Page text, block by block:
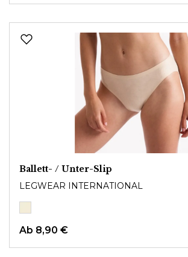
Ballett- / Unter-Slip
LEGWEAR INTERNATIONAL
Ab 8,90 €